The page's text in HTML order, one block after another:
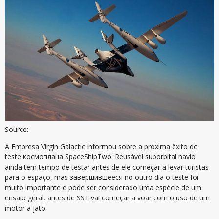
Source:
A Empresa Virgin Galactic informou sobre a próxima êxito do
teste космоплана SpaceShipTwo. Reusável suborbital navio
ainda tem tempo de testar antes de ele começar a levar turistas
para o espaço, mas завершившееся no outro dia o teste foi
muito importante e pode ser considerado uma espécie de um
ensaio geral, antes de SST vai começar a voar com o uso de um
motor a jato.